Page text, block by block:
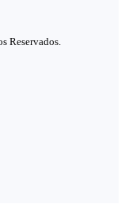
Reservados.